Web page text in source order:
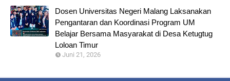
Dosen Universitas Negeri Malang Laksanakan
Pengantaran dan Koordinasi Program UM
Belajar Bersama Masyarakat di Desa Ketugtug
Loloan Timur
Juni 21, 2026